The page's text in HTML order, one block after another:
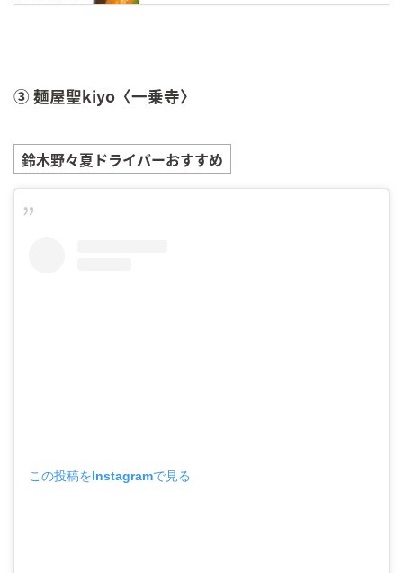
③ 麺屋聖kiyo〈一乗寺〉
鈴木野々夏 ドライバーおすすめ
この投稿をInstagramで見る